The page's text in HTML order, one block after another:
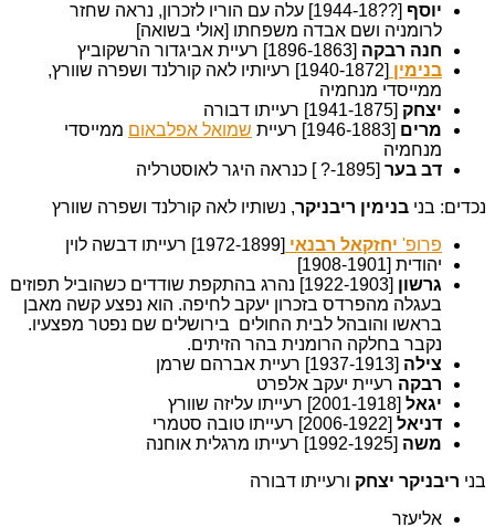
יוסף
[??1944-18] עלה עם הוריו לזכרון, נראה שחזר
לרומניה ושם אבדה משפחתו [אולי בשואה]
חנה רבקה [1896-1863] רעיית אביגדור הרשקוביץ
בנימין
[1940-1872] רעיותיו לאה קורלנד ושפרה שוורץ,
ממייסדי מנחמיה
יצחק [1941-1875] רעייתו דבורה
מרים [1946-1883] רעיית שמואל אפלבאום ממייסדי
מנחמיה
דב בער [1895-? ] כנראה היגר לאוסטרליה
נכדים: בני בנימין ריבניקר, נשותיו לאה קורלנד ושפרה שוורץ
פרופ' יחזקאל רבנאי [1972-1899] רעייתו דבשה לוין
יהודית [1908-1901]
גרשון
[1922-1903] נהרג בהתקפת שודדים כשהוביל תפוזים
בעגלה מהפרדס בזכרון יעקב לחיפה. הוא נפצע קשה מאבן
בראשו והובהל לבית החולים בירושלים שם נפטר מפצעיו.
נקבר בחלקה הרומנית בהר הזיתים.
צילה [1937-1913] רעיית אברהם שרמן
רבקה רעיית יעקב אלפרט
יגאל [2001-1918] רעייתו עליזה שוורץ
דניאל [2006-1922] רעייתו טובה סטמרי
משה [1992-1925] רעייתו מרגלית אוחנה
בני ריבניקר יצחק ורעייתו דבורה
אליעזר